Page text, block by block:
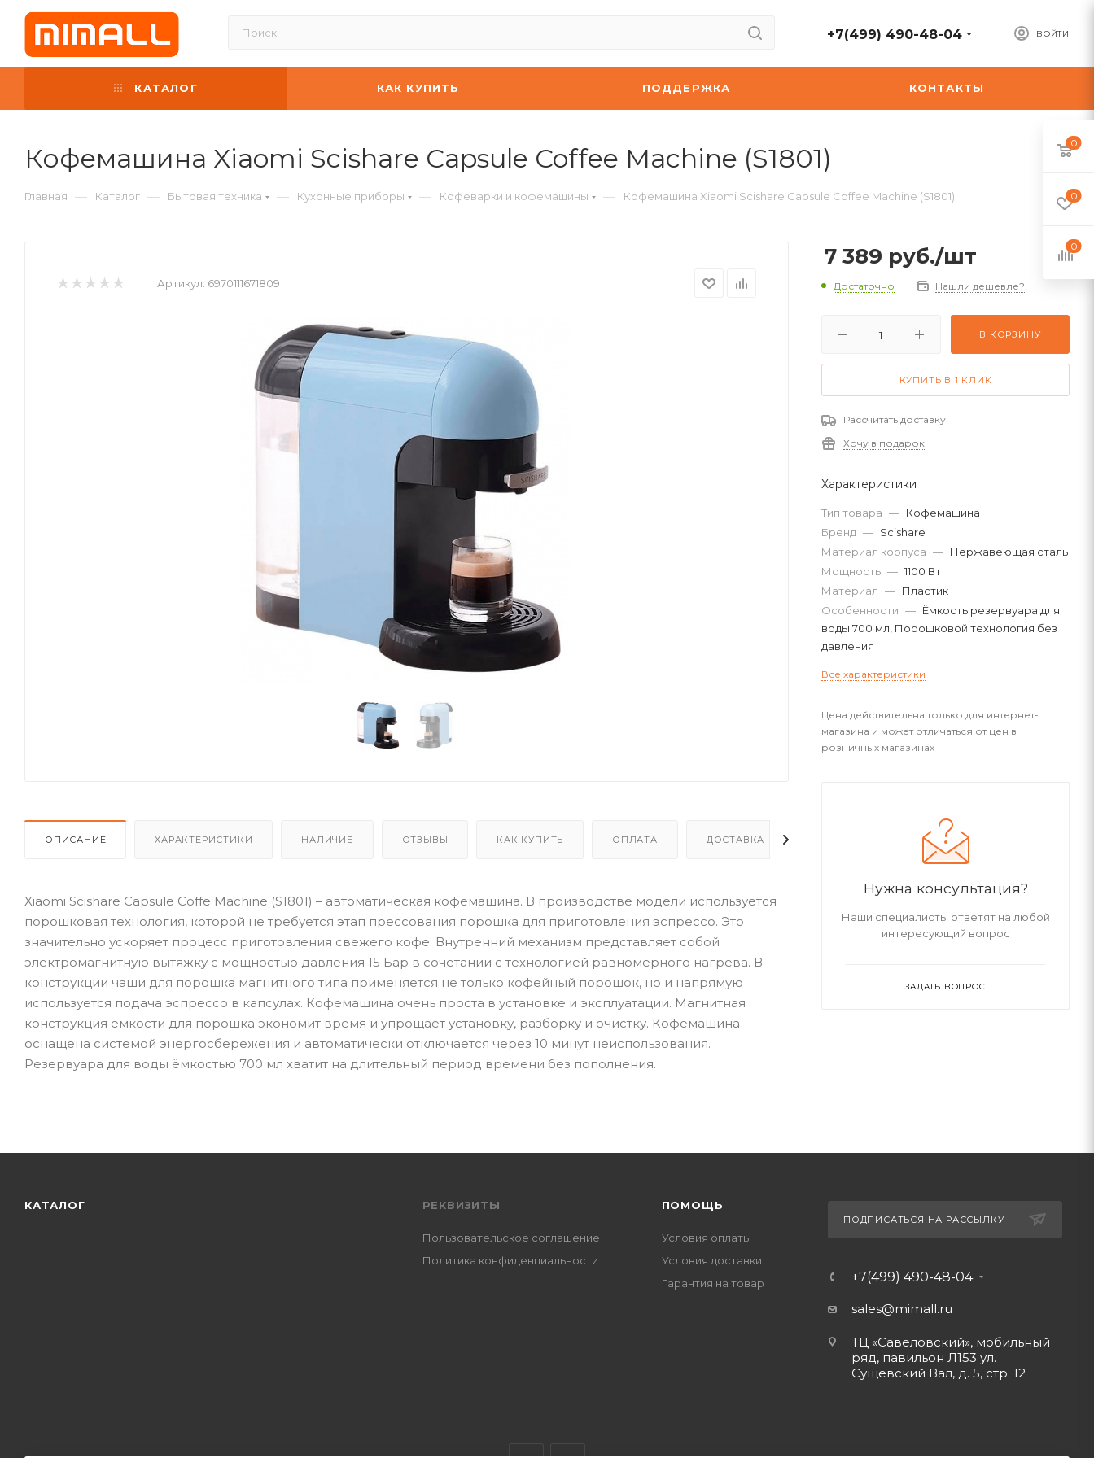
ВОЙТИ
+7(499) 490-48-04
КАТАЛОГ КАК КУПИТЬ ПОДДЕРЖКА КОНТАКТЫ
Кофемашина Xiaomi Scishare Capsule Coffee Machine (S1801)
Главная — Каталог — Бытовая техника — Кухонные приборы — Кофеварки и кофемашины — Кофемашина Xiaomi Scishare Capsule Coffee Machine (S1801)
Артикул: 6970111671809
ОПИСАНИЕ ХАРАКТЕРИСТИКИ НАЛИЧИЕ ОТЗЫВЫ КАК КУПИТЬ ОПЛАТА ДОСТАВКА
Xiaomi Scishare Capsule Coffe Machine (S1801) – автоматическая кофемашина. В производстве модели используется
порошковая технология, которой не требуется этап прессования порошка для приготовления эспрессо. Это
значительно ускоряет процесс приготовления свежего кофе. Внутренний механизм представляет собой
электромагнитную вытяжку с мощностью давления 15 Бар в сочетании с технологией равномерного нагрева. В
конструкции чаши для порошка магнитного типа применяется не только кофейный порошок, но и напрямую
используется подача эспрессо в капсулах. Кофемашина очень проста в установке и эксплуатации. Магнитная
конструкция ёмкости для порошка экономит время и упрощает установку, разборку и очистку. Кофемашина
оснащена системой энергосбережения и автоматически отключается через 10 минут неиспользования.
Резервуара для воды ёмкостью 700 мл хватит на длительный период времени без пополнения.
7 389 руб./шт
Достаточно Нашли дешевле?
В КОРЗИНУ
КУПИТЬ В 1 КЛИК
Рассчитать доставку
Хочу в подарок
Характеристики
Тип товара — Кофемашина
Бренд — Scishare
Материал корпуса — Нержавеющая сталь
Мощность — 1100 Вт
Материал — Пластик
Особенности — Ёмкость резервуара для
воды 700 мл, Порошковой технология без
давления
Все характеристики
Цена действительна только для интернет-
магазина и может отличаться от цен в
розничных магазинах
Нужна консультация?
Наши специалисты ответят на любой
интересующий вопрос
ЗАДАТЬ ВОПРОС
КАТАЛОГ РЕКВИЗИТЫ
Пользовательское соглашение
Политика конфиденциальности
ПОМОЩЬ
Условия оплаты
Условия доставки
Гарантия на товар
ПОДПИСАТЬСЯ НА РАССЫЛКУ
+7(499) 490-48-04
sales@mimall.ru
ТЦ «Савеловский», мобильный
ряд, павильон Л153 ул.
Сущевский Вал, д. 5, стр. 12
0
0
0